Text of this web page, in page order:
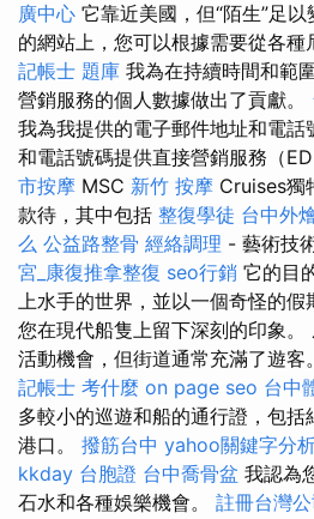
廣中心 它靠近美國，但“陌生”足
的網站上，您可以根據需要從各種
記帳士 題庫 我為在持續時間和範
營銷服務的個人數據做出了貢獻。
我為我提供的電子郵件地址和電話
和電話號碼提供直接營銷服務（
市按摩 MSC 新竹 按摩 Cruises獨
款待，其中包括 整復學徒 台中外
么 公益路整骨 經絡調理 - 藝術技
宮_康復推拿整復 seo行銷 它的目
上水手的世界，並以一個奇怪的假
您在現代船隻上留下深刻的印象。
活動機會，但街道通常充滿了遊客
記帳士 考什麼 on page seo 台中
多較小的巡遊和船的通行證，包
港口。 撥筋台中 yahoo關鍵字分
kkday 台胞證 台中喬骨盆 我認為
石水和各種娛樂機會。 註冊台灣公